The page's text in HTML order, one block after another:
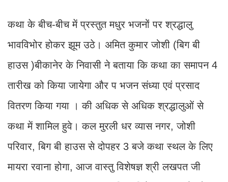
कथा के बीच-बीच में प्रस्तुत मधुर भजनों पर श्रद्धालु
भावविभोर होकर झूम उठे। अमित कुमार जोशी (बिग बी
हाउस )बीकानेर के निवासी ने बताया कि कथा का समापन 4
तारीख को किया जायेगा और प भजन संध्या एवं प्रसाद
वितरण किया गया । की अधिक से अधिक श्रद्धालुओं से
कथा में शामिल हुवे। कल मुरली धर व्यास नगर, जोशी
परिवार, बिग बी हाउस से दोपहर 3 बजे कथा स्थल के लिए
मायरा रवाना होगा, आज वास्तु विशेषज्ञ श्री लखपत जी